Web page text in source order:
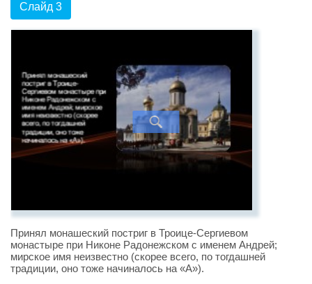
Слайд 3
Принял монашеский постриг в Троице-Сергиевом
монастыре при Никоне Радонежском с именем Андрей;
мирское имя неизвестно (скорее всего, по тогдашней
традиции, оно тоже начиналось на «А»).